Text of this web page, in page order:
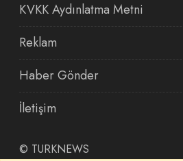
KVKK Aydınlatma Metni
Reklam
Haber Gönder
İletişim
© TURKNEWS